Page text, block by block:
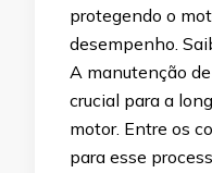
protegendo o
desempenho.
A manutenção
crucial para a
motor. Entre os
para esse